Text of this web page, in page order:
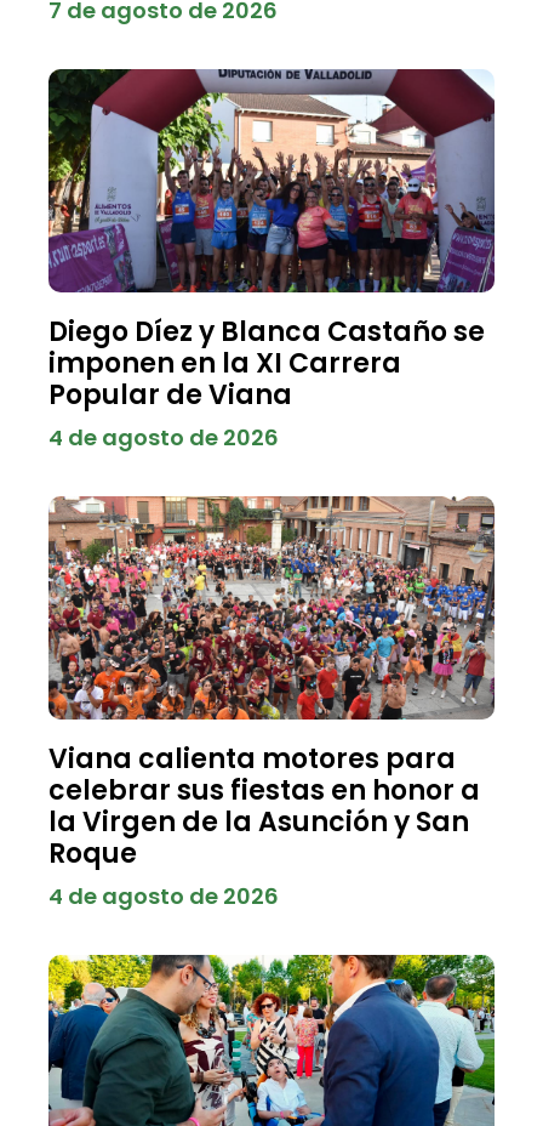
7 de agosto de 2026
Diego Díez y Blanca Castaño se
imponen en la XI Carrera
Popular de Viana
4 de agosto de 2026
Viana calienta motores para
celebrar sus fiestas en honor a
la Virgen de la Asunción y San
Roque
4 de agosto de 2026